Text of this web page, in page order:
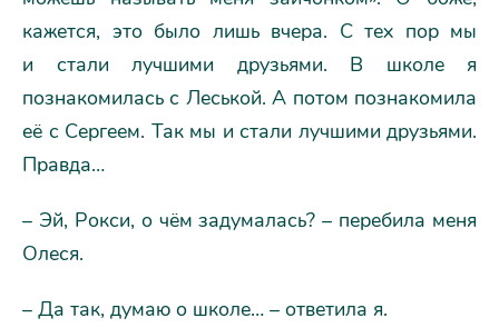
кажется, это было лишь вчера. С тех пор мы
и стали лучшими друзьями. В школе я
познакомилась с Леськой. А потом познакомила
её с Сергеем. Так мы и стали лучшими друзьями.
Правда…
– Эй, Рокси, о чём задумалась? – перебила меня
Олеся.
– Да так, думаю о школе… – ответила я.